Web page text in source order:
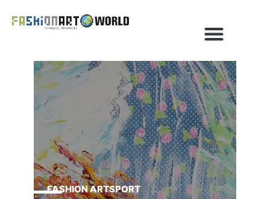
FASHION ARTSPORT